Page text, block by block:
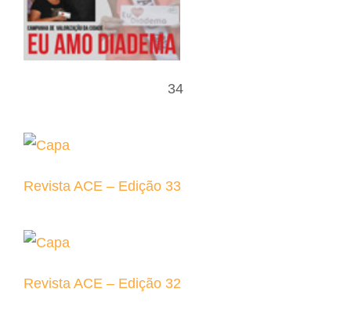
34
Revista ACE – Edição 33
Revista ACE – Edição 32